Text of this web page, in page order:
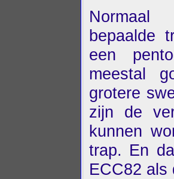
Normaal
bepaalde
een
meestal
grotere
zijn de
kunnen
trap. En
ECC82 als